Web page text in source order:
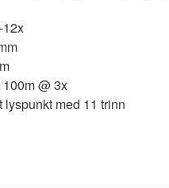
12x
100m @ 3x
lyspunkt med 11 trinn